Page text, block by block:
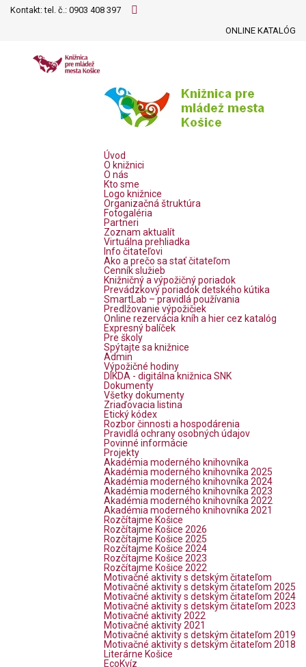
Kontakt: tel. č.: 0903 408 397
ONLINE KATALÓG
Úvod
O knižnici
O nás
Kto sme
Logo knižnice
Organizačná štruktúra
Fotogaléria
Partneri
Zoznam aktualít
Virtuálna prehliadka
Info čitateľovi
Ako a prečo sa stať čitateľom
Cenník služieb
Knižničný a výpožičný poriadok
Prevádzkový poriadok detského kútika
SmartLab – pravidlá používania
Predlžovanie výpožičiek
Online rezervácia kníh a hier cez katalóg
Expresný balíček
Pre školy
Spýtajte sa knižnice
Admin
Výpožičné hodiny
DIKDA - digitálna knižnica SNK
Dokumenty
Všetky dokumenty
Zriaďovacia listina
Etický kódex
Rozbor činnosti a hospodárenia
Pravidlá ochrany osobných údajov
Povinné informácie
Projekty
Akadémia moderného knihovníka
Akadémia moderného knihovníka 2025
Akadémia moderného knihovníka 2024
Akadémia moderného knihovníka 2023
Akadémia moderného knihovníka 2022
Akadémia moderného knihovníka 2021
Rozčítajme Košice
Rozčítajme Košice 2026
Rozčítajme Košice 2025
Rozčítajme Košice 2024
Rozčítajme Košice 2023
Rozčítajme Košice 2022
Motivačné aktivity s detským čitateľom
Motivačné aktivity s detským čitateľom 2025
Motivačné aktivity s detským čitateľom 2024
Motivačné aktivity s detským čitateľom 2023
Motivačné aktivity 2022
Motivačné aktivity 2021
Motivačné aktivity s detským čitateľom 2019
Motivačné aktivity s detským čitateľom 2018
Literárne Košice
EcoKvíz